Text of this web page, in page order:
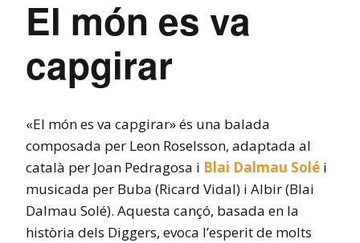
El món es va
capgirar
«El món es va capgirar» és una balada
composada per Leon Roselsson, adaptada al
català per Joan Pedragosa i Blai Dalmau Solé i
musicada per Buba (Ricard Vidal) i Albir (Blai
Dalmau Solé). Aquesta cançó, basada en la
història dels Diggers, evoca l’esperit de molts